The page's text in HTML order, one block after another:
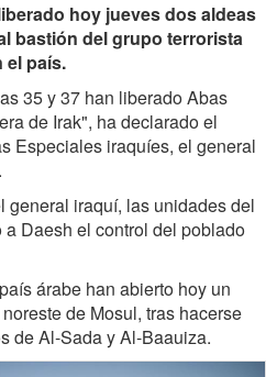
hoy jueves dos aldeas
bastión del grupo terrorista
el país.
35 y 37 han liberado Abas
de Irak", ha declarado el
Especiales iraquíes, el general
general iraquí, las unidades del
Daesh el control del poblado
árabe han abierto hoy un
de Mosul, tras hacerse
de Al-Sada y Al-Baauiza.